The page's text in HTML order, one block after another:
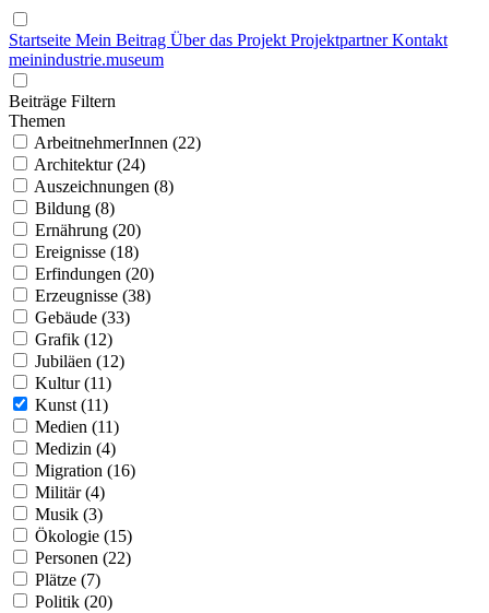
Startseite Mein Beitrag Über das Projekt ProjektpartnerKontakt
meinindustrie.museum
Beiträge Filtern
Themen
ArbeitnehmerInnen (22)
Architektur (24)
Auszeichnungen (8)
Bildung (8)
Ernährung (20)
Ereignisse (18)
Erfindungen (20)
Erzeugnisse (38)
Gebäude (33)
Grafik (12)
Jubiläen (12)
Kultur (11)
Kunst (11)
Medien (11)
Medizin (4)
Migration (16)
Militär (4)
Musik (3)
Ökologie (15)
Personen (22)
Plätze (7)
Politik (20)